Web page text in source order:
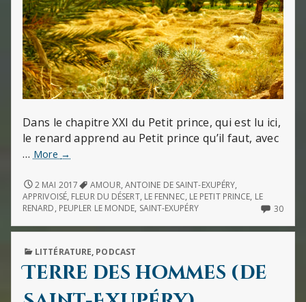
Dans le chapitre XXI du Petit prince, qui est lu ici,
le renard apprend au Petit prince qu’il faut, avec
…More J’y
à
cause
de
la
du
blé
→
J’Y
GAGNE
À
DE
COULEUR
DU
BLÉ
2 MAI 2017 AMOUR, ANTOINE DE SAINT-EXUPÉRY,
APPRIVOISÉ, FLEUR DU DÉSERT, LE FENNEC, LE PETIT PRINCE, LE
RENARD, PEUPLER LE MONDE, SAINT-EXUPÉRY 3030
ON
PUBLISHED
LITTÉRATURE, PODCAST
Terre des hommes (de